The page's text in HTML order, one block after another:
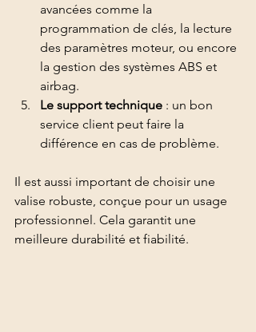
avancées comme la
programmation de clés, la lecture
des paramètres moteur, ou encore
la gestion des systèmes ABS et
airbag.
Le support technique : un bon
service client peut faire la
différence en cas de problème.
Il est aussi important de choisir une
valise robuste, conçue pour un usage
professionnel. Cela garantit une
meilleure durabilité et fiabilité.